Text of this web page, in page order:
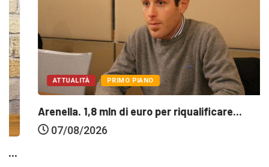
ATTUALITÀ PRIMO PIANO
Arenella. 1,8 mln di euro per riqualificare...
07/08/2026